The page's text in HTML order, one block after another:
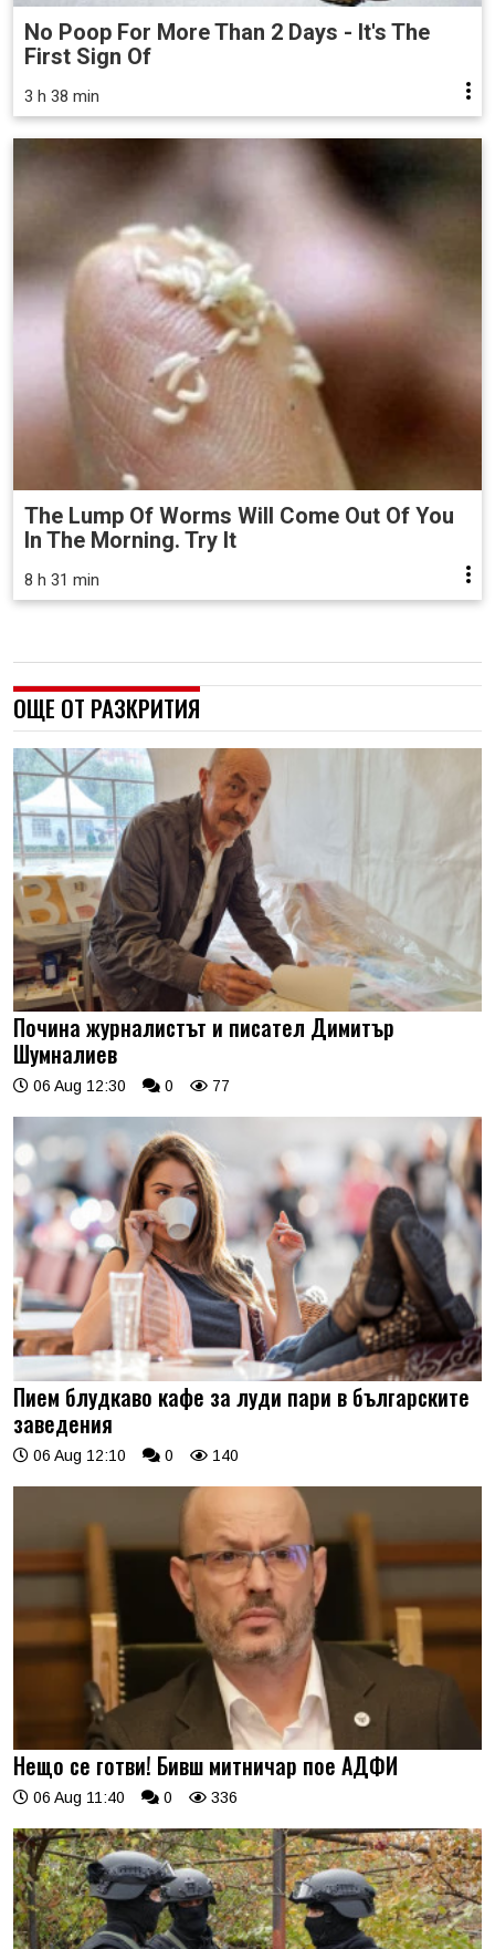
No Poop For More Than 2 Days - It's The
First Sign Of
3 h 38 min
The Lump Of Worms Will Come Out Of You
In The Morning. Try It
8 h 31 min
ОЩЕ ОТ РАЗКРИТИЯ
Почина журналистът и писател Димитър
Шумналиев
06 Aug 12:30 0 77
Пием блудкаво кафе за луди пари в българските
заведения
06 Aug 12:10 0 140
Нещо се готви! Бивш митничар пое АДФИ
06 Aug 11:40 0 336